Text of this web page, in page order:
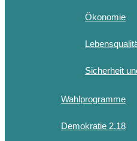
Ökonomie
Sicherheit
Wahlprogramme
Demokratie 2.18